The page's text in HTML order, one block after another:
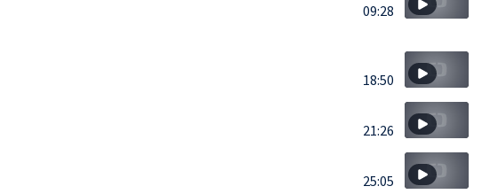
09:28
18:50
21:26
25:05